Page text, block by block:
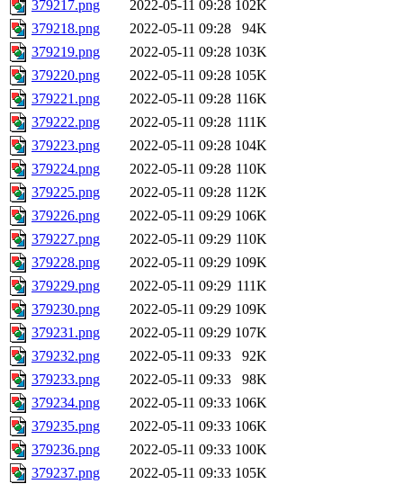
379217.png 2022-05-11 09:28 102K
379218.png
2022-05-11 09:28
94K
379219.png
2022-05-11 09:28 103K
379220.png
2022-05-11 09:28 105K
379221.png
2022-05-11 09:28 116K
379222.png
2022-05-11 09:28 111K
379223.png
2022-05-11 09:28 104K
379224.png
2022-05-11 09:28 110K
379225.png
2022-05-11 09:28 112K
379226.png
2022-05-11 09:29 106K
379227.png
2022-05-11 09:29 110K
379228.png
2022-05-11 09:29 109K
379229.png
2022-05-11 09:29 111K
379230.png
2022-05-11 09:29 109K
379231.png
2022-05-11 09:29 107K
379232.png
2022-05-11 09:33
92K
379233.png
2022-05-11 09:33
98K
379234.png
2022-05-11 09:33 106K
379235.png
2022-05-11 09:33 106K
379236.png
2022-05-11 09:33 100K
379237.png
2022-05-11 09:33 105K